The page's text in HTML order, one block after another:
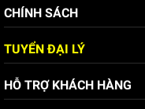
Mua ủng chính
CHÍNH SÁCH
TUYỂN ĐẠI LÝ
HỖ TRỢ KHÁCH HÀNG